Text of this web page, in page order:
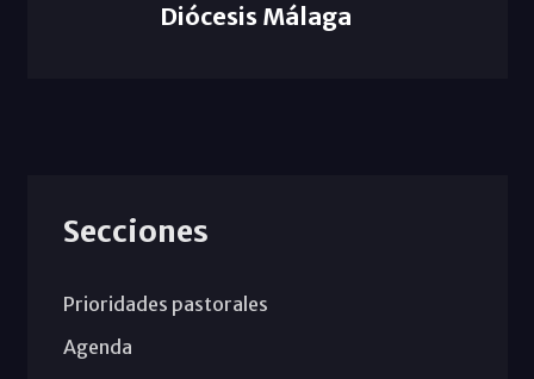
Diócesis Málaga
Secciones
Prioridades pastorales
Agenda